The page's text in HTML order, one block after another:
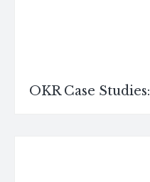
OKR Case